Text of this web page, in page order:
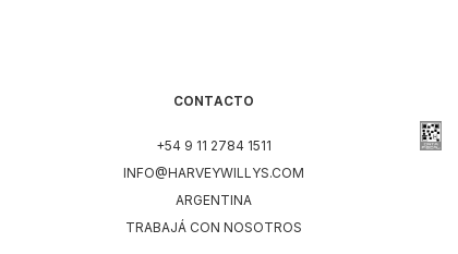
CONTACTO
+54 9 11 2784 1511
INFO@HARVEYWILLYS.COM
ARGENTINA
TRABAJÁ CON NOSOTROS